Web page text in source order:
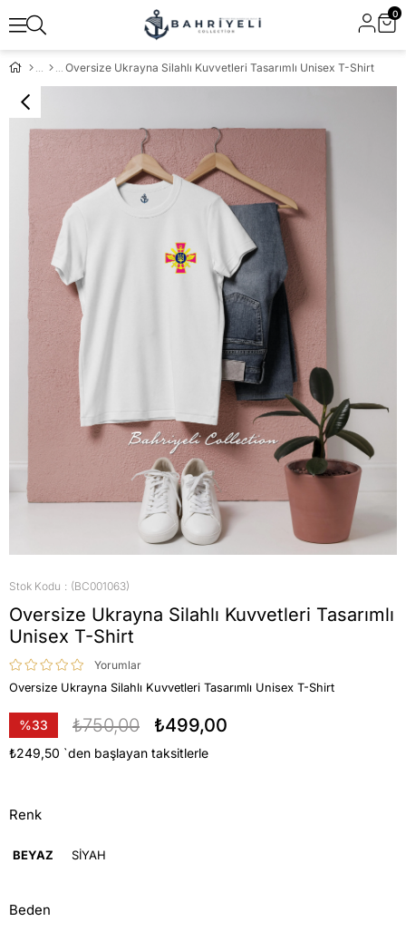
0
Oversize Ukrayna Silahlı Kuvvetleri Tasarımlı Unisex T-Shirt
Stok Kodu (BC001063)
Oversize Ukrayna Silahlı Kuvvetleri Tasarımlı
Unisex T-Shirt
Yorumlar
Oversize Ukrayna Silahlı Kuvvetleri Tasarımlı Unisex T-Shirt
%33
İndirim
₺750,00 ₺499,00
₺249,50 `den başlayan taksitlerle
Renk
BEYAZ SİYAH
Beden